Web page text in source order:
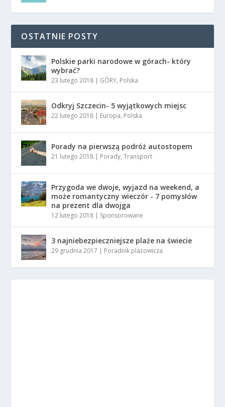
OSTATNIE POSTY
Polskie parki narodowe w górach- który
wybrać?
23 lutego 2018 GÓRY, Polska
Odkryj Szczecin- 5 wyjątkowych miejsc
22 lutego 2018 Europa, Polska
Porady na pierwszą podróż autostopem
21 lutego 2018 Porady,Transport
Przygoda we dwoje, wyjazd na weekend, a
może romantyczny wieczór - 7 pomysłów
na prezent dla dwojga
12 lutego 2018 Sponsorowane
3 najniebezpieczniejsze plaże na świecie
29 grudnia 2017 Poradnik plażowicza